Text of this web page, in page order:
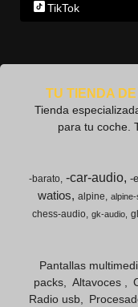
TikTok
TU TIENDA
Tienda
para tu coche.
-barato -car-audio -
watios
alpine
chess-audio
gk-audio
Pantallas
packs
Altavoces
Radio usb